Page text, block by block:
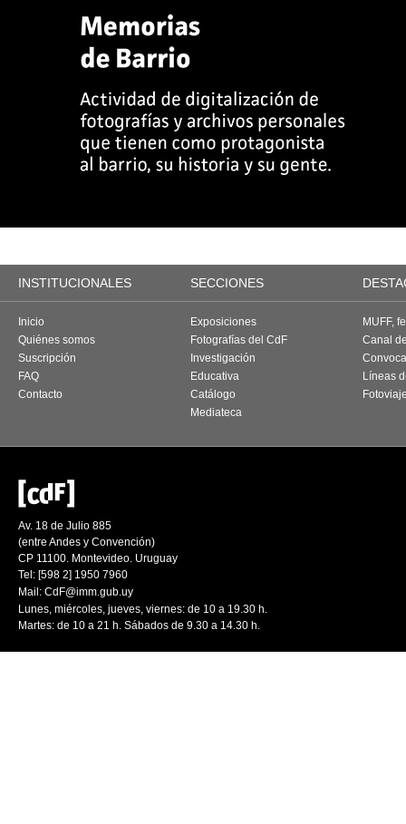
INSTITUCIONALES SECCIONES
Inicio
Quiénes somos
Suscripción
FAQ
Contacto
Exposiciones
Fotografías del CdF
Investigación
Educativa
Catálogo
Mediateca
MUFF,
Canal
Líneas
Av. 18 de Julio 885
(entre Andes y Convención)
CP 11100. Montevideo. Uruguay
Tel: [598 2] 1950 7960
Mail: CdF@imm.gub.uy
Lunes, miércoles, jueves, viernes: de 10 a 19.30 h.
Martes: de 10 a 21 h. Sábados de 9.30 a 14.30 h.